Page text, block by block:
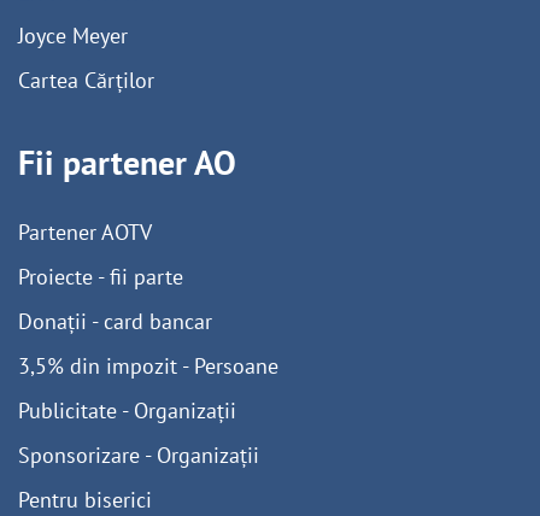
Joyce Meyer
Cartea Cărților
Fii partener AO
Partener AOTV
Proiecte - fii parte
Donații - card bancar
3,5% din impozit - Persoane
Publicitate - Organizații
Sponsorizare - Organizații
Pentru biserici